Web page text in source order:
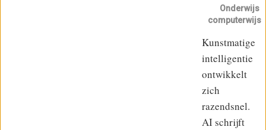
Onderwijs
computerwijs
Kunstmatige
intelligentie
ontwikkelt
zich
razendsnel.
AI schrijft